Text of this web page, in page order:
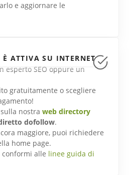
e aggiornare le
ATTIVA SU INTERNET
esperto SEO oppure un
gratuitamente o scegliere
nostra web directory
dofollow.
maggiore, puoi richiedere
home page.
alle linee guida di